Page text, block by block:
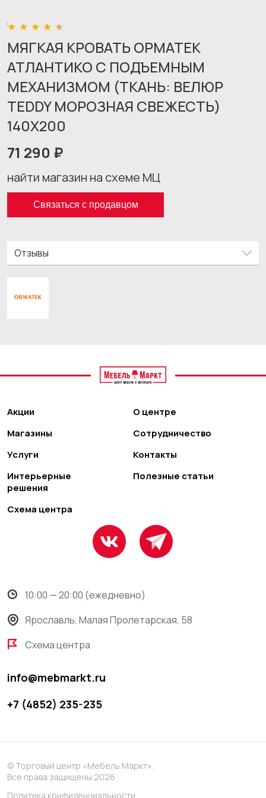
МЯГКАЯ КРОВАТЬ ОРМАТЕК
АТЛАНТИКО С ПОДЪЕМНЫМ
МЕХАНИЗМОМ (ТКАНЬ: ВЕЛЮР
TEDDY МОРОЗНАЯ СВЕЖЕСТЬ)
140X200
71 290 ₽
найти магазин на схеме МЦ
Связаться с продавцом
Отзывы
Акции
Магазины
Услуги
Интерьерные
решения
Схема центра
О центре
Сотрудничество
Контакты
Полезные статьи
10:00 — 20:00 (ежедневно)
Ярославль, Малая Пролетарская, 58
Схема центра
info@mebmarkt.ru
+7 (4852) 235-235
© Торговый центр «Мебель Маркт».
Все права защищены 2026
Политика конфиденциальности